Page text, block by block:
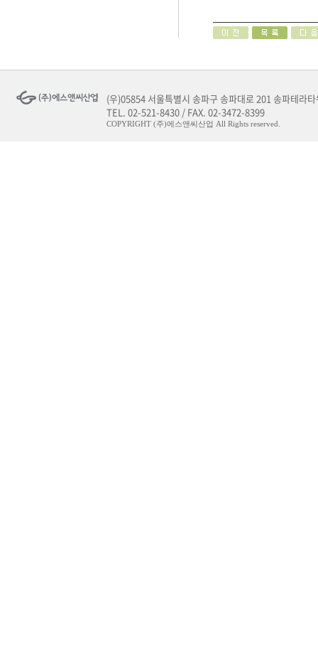
(우)05854 서울특별시 송파구 송파대로 201 송파테라
TEL. 02-521-8430 / FAX. 02-3472-8399
COPYRIGHT (주)에스앤씨산업 All Rights reserved.